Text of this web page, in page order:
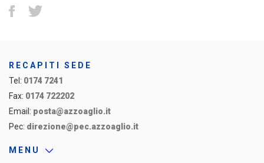
RECAPITI SEDE
Tel: 0174 7241
Fax: 0174 722202
Email: posta@azzoaglio.it
Pec: direzione@pec.azzoaglio.it
MENU